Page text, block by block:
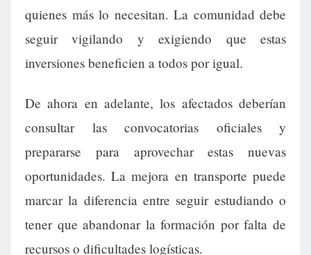
quienes más lo necesitan. La comunidad debe
seguir vigilando y exigiendo que estas
inversiones beneficien a todos por igual.
De ahora en adelante, los afectados deberían
consultar las convocatorias oficiales y
prepararse para aprovechar estas nuevas
oportunidades. La mejora en transporte puede
marcar la diferencia entre seguir estudiando o
tener que abandonar la formación por falta de
recursos o dificultades logísticas.